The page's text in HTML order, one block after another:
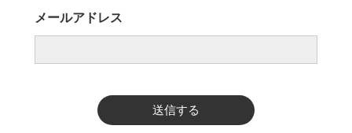
メールアドレス
送信する